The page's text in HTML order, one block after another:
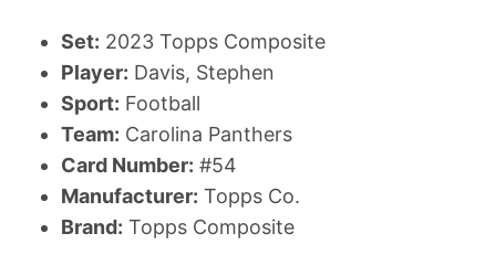
Set: 2023 Topps Composite
Player: Davis, Stephen
Sport: Football
Team: Carolina Panthers
Card Number: #54
Manufacturer: Topps Co.
Brand: Topps Composite